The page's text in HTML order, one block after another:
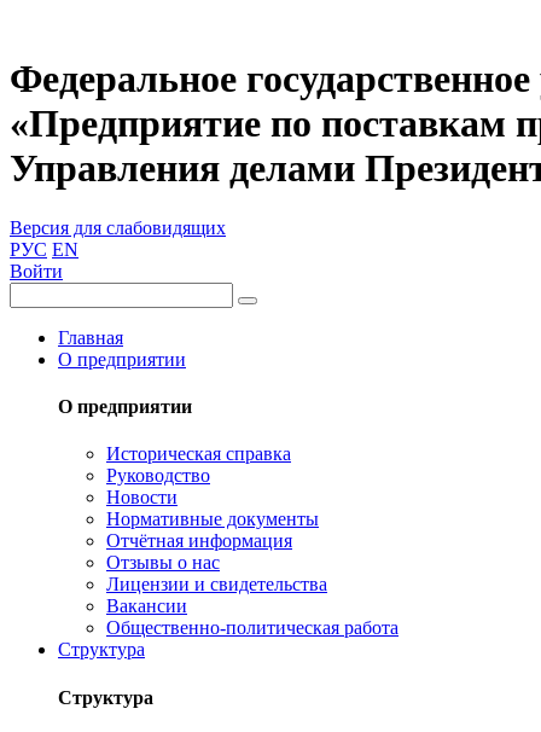
Федеральное
«Предприятие по поставкам
Управления делами
Версия для слабовидящих
РУС EN
Войти
Главная
О предприятии
О предприятии
Историческая справка
Руководство
Новости
Нормативные документы
Отчётная информация
Отзывы о нас
Лицензии и свидетельства
Вакансии
Общественно-политическая работа
Структура
Структура